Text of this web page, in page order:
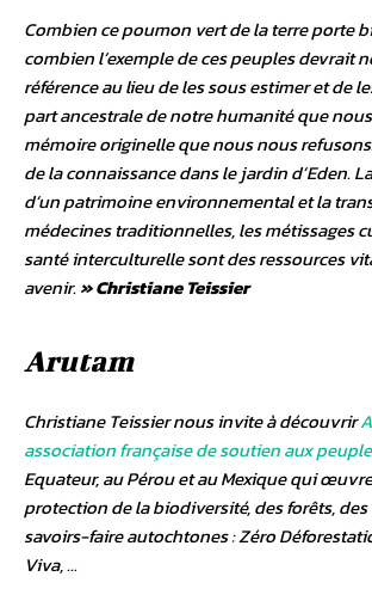
Combien ce poumon vert de la terre porte
combien l’exemple de ces peuples devrait
référence au lieu de les sous estimer et de
part ancestrale de notre humanité que
mémoire originelle que nous nous
de la connaissance dans le jardin d’Eden.
d’un patrimoine environnemental et la
médecines traditionnelles, les métissages
santé interculturelle sont des ressources
avenir.»Christiane Teissier
Arutam
Christiane Teissier nous invite à découvrir
association française de soutien aux
Equateur, au Pérou et au Mexique qui
protection de la biodiversité, des forêts,
savoirs-faire autochtones : Zéro
Viva, …